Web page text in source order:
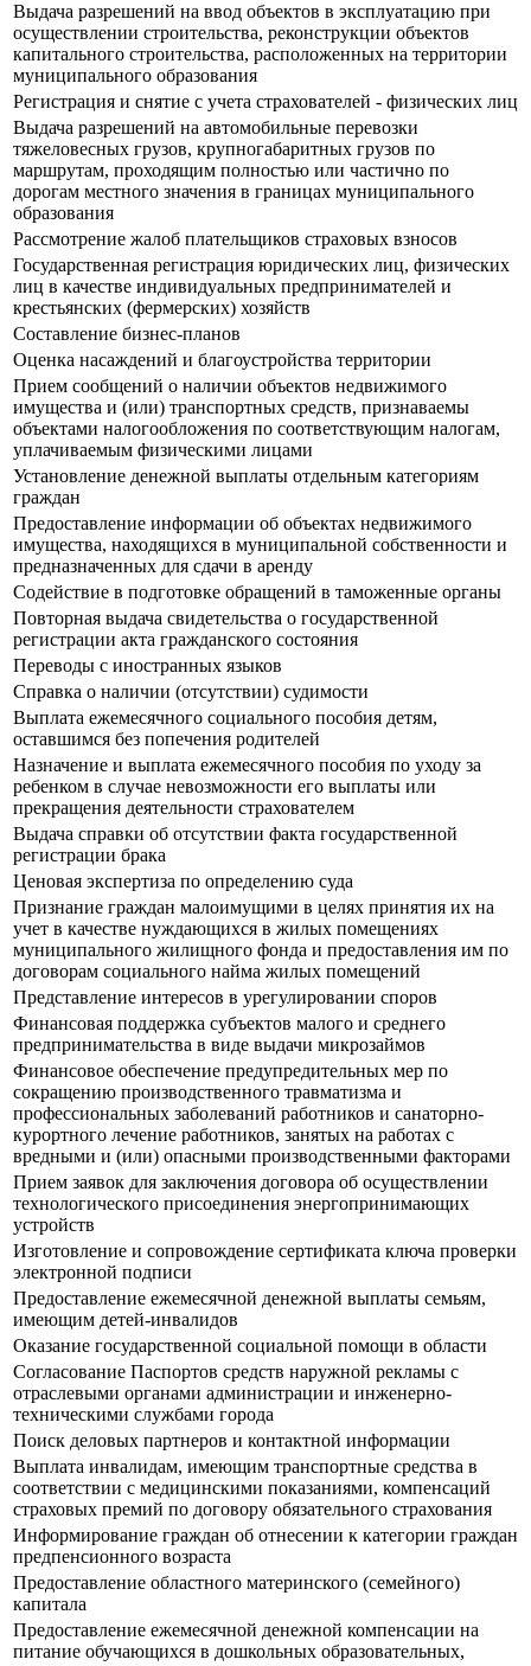
Выдача разрешений на ввод объектов в эксплуатацию при
осуществлении строительства, реконструкции объектов
капитального строительства, расположенных на территории
муниципального образования
Регистрация и снятие с учета страхователей - физических лиц
Выдача разрешений на автомобильные перевозки
тяжеловесных грузов, крупногабаритных грузов по
маршрутам, проходящим полностью или частично по
дорогам местного значения в границах муниципального
образования
Рассмотрение жалоб плательщиков страховых взносов
Государственная регистрация юридических лиц, физических
лиц в качестве индивидуальных предпринимателей и
крестьянских (фермерских) хозяйств
Составление бизнес-планов
Оценка насаждений и благоустройства территории
Прием сообщений о наличии объектов недвижимого
имущества и (или) транспортных средств, признаваемы
объектами налогообложения по соответствующим налогам,
уплачиваемым физическими лицами
Установление денежной выплаты отдельным категориям
граждан
Предоставление информации об объектах недвижимого
имущества, находящихся в муниципальной собственности и
предназначенных для сдачи в аренду
Содействие в подготовке обращений в таможенные органы
Повторная выдача свидетельства о государственной
регистрации акта гражданского состояния
Переводы с иностранных языков
Справка о наличии (отсутствии) судимости
Выплата ежемесячного социального пособия детям,
оставшимся без попечения родителей
Назначение и выплата ежемесячного пособия по уходу за
ребенком в случае невозможности его выплаты или
прекращения деятельности страхователем
Выдача справки об отсутствии факта государственной
регистрации брака
Ценовая экспертиза по определению суда
Признание граждан малоимущими в целях принятия их на
учет в качестве нуждающихся в жилых помещениях
муниципального жилищного фонда и предоставления им по
договорам социального найма жилых помещений
Представление интересов в урегулировании споров
Финансовая поддержка субъектов малого и среднего
предпринимательства в виде выдачи микрозаймов
Финансовое обеспечение предупредительных мер по
сокращению производственного травматизма и
профессиональных заболеваний работников и санаторно-
курортного лечение работников, занятых на работах с
вредными и (или) опасными производственными факторами
Прием заявок для заключения договора об осуществлении
технологического присоединения энергопринимающих
устройств
Изготовление и сопровождение сертификата ключа проверки
электронной подписи
Предоставление ежемесячной денежной выплаты семьям,
имеющим детей-инвалидов
Оказание государственной социальной помощи в области
Согласование Паспортов средств наружной рекламы с
отраслевыми органами администрации и инженерно-
техническими службами города
Поиск деловых партнеров и контактной информации
Выплата инвалидам, имеющим транспортные средства в
соответствии с медицинскими показаниями, компенсаций
страховых премий по договору обязательного страхования
Информирование граждан об отнесении к категории граждан
предпенсионного возраста
Предоставление областного материнского (семейного)
капитала
Предоставление ежемесячной денежной компенсации на
питание обучающихся в дошкольных образовательных,